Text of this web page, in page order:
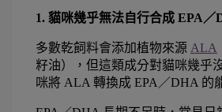
1. 貓咪幾乎無法自行合成 EPA／
多數乾飼料會添加植物來源 ALA
籽油），但這類成分對貓咪幾乎
咪將 ALA 轉換成 EPA／DHA 的